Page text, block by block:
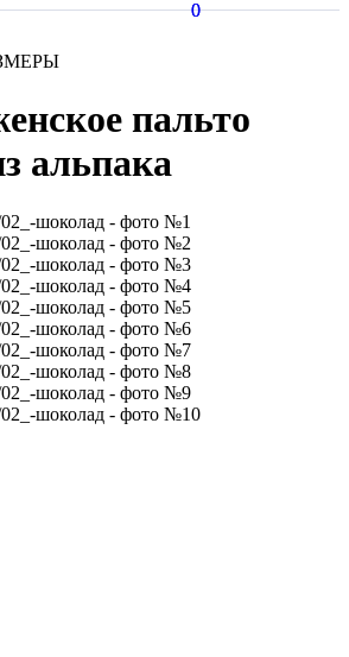
0
0
пальто
альпака